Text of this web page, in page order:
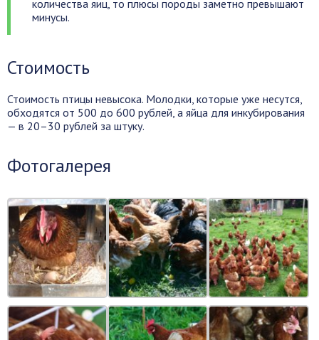
количества яиц, то плюсы породы заметно превышают
минусы.
Стоимость
Стоимость птицы невысока. Молодки, которые уже несутся,
обходятся от 500 до 600 рублей, а яйца для инкубирования
— в 20–30 рублей за штуку.
Фотогалерея